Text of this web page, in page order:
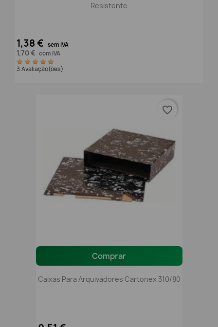
Resistente
1,38 € sem IVA
1,70 € com IVA
3 Avaliação(ões)
Comprar
Caixas Para Arquivadores Cartonex 310/80
favorite_border